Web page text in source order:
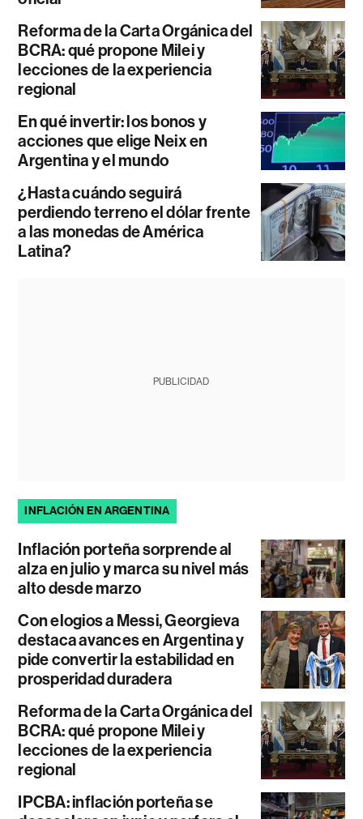
Reforma de la Carta Orgánica del
BCRA: qué propone Milei y
lecciones de la experiencia
regional
En qué invertir: los bonos y
acciones que elige Neix en
Argentina y el mundo
¿Hasta cuándo seguirá
perdiendo terreno el dólar frente
a las monedas de América
Latina?
PUBLICIDAD
INFLACIÓN EN ARGENTINA
Inflación porteña sorprende al
alza en julio y marca su nivel más
alto desde marzo
Con elogios a Messi, Georgieva
destaca avances en Argentina y
pide convertir la estabilidad en
prosperidad duradera
Reforma de la Carta Orgánica del
BCRA: qué propone Milei y
lecciones de la experiencia
regional
IPCBA: inflación porteña se